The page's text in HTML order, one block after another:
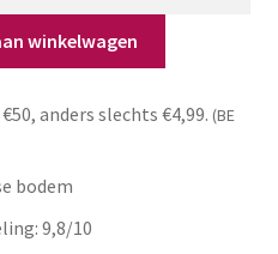
winkelwagen
anders slechts €4,99. (BE
bodem
9,8/10